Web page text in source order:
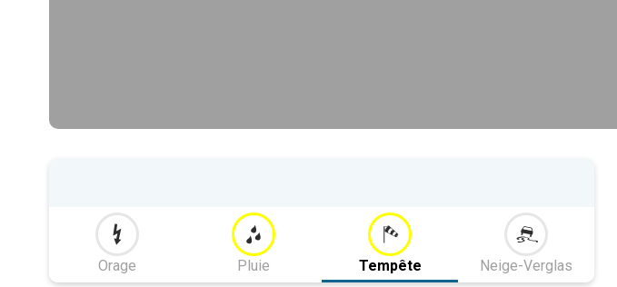
Orage Pluie Tempête Neige-Verglas